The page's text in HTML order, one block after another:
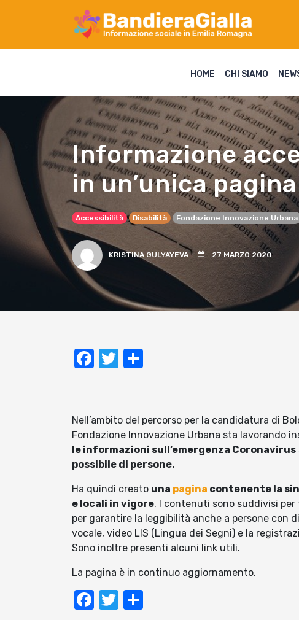
HOME CHI SIAMO
Informazione
in un’unica pagina
Accessibilità Disabilità Fondazione Innovazione Urbana
KRISTINA GULYAYEVA 27 MARZO 2020
Facebook
Twitter
Nell’ambito del percorso per la candidatura di
Fondazione Innovazione Urbana sta lavorando
le informazioni sull’emergenza Coronavirus
possibile di persone.
Ha quindi creato una pagina contenente la
e locali in vigore. I contenuti sono suddivisi
per garantire la leggibilità anche a persone con
vocale, video LIS (Lingua dei Segni) e la
Sono inoltre presenti alcuni link utili.
La pagina è in continuo aggiornamento.
Facebook
Twitter